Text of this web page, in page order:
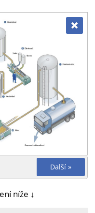
Další »
níže ↓